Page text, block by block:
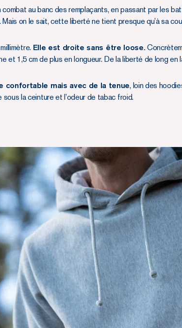
combat au banc des remplaçants, en passant par les
on le sait, cette liberté ne tient presque qu’à sa
Elle est droite sans être loose.
et 1,5 cm de plus en longueur. De la liberté de long en
confortable mais avec de la tenue, loin des
la ceinture et l’odeur de tabac froid.